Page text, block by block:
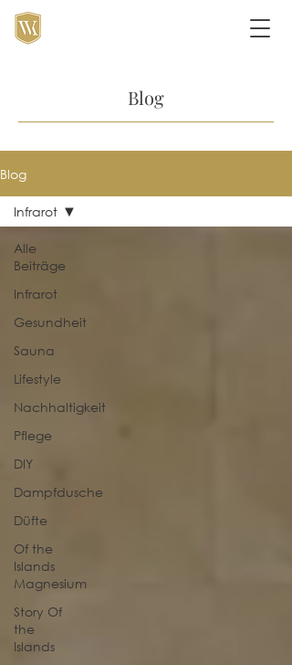
Blog
Blog
Alle
Beiträge
Infrarot
Gesundheit
Sauna
Lifestyle
Nachhaltigkeit
Pflege
DIY
Dampfdusche
Düfte
Of the
Islands
Magnesium
Story Of
the
Islands
Infrarot